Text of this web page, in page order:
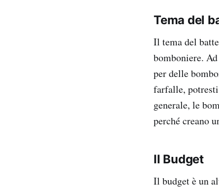
Tema del
Il tema del
bomboniere.
per delle
farfalle,
generale, le
perché creano
Il Budget
Il budget è un